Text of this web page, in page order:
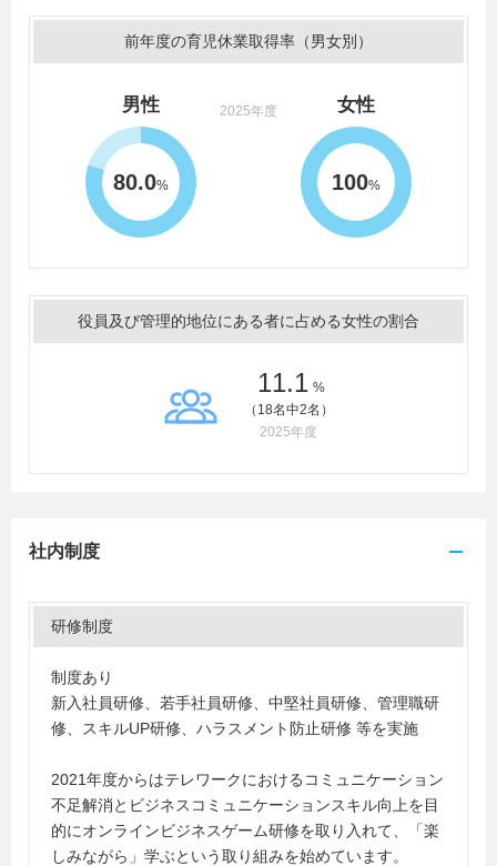
前年度の育児休業取得率（男女別）
2025年度
男性
80.0%
女性
100%
役員及び管理的地位にある者に占める女性の割合
11.1 %
（18名中2名）
2025年度
社内制度
研修制度
制度あり
新入社員研修、若手社員研修、中堅社員研修、管理職研
修、スキルUP研修、ハラスメント防止研修 等を実施
2021年度からはテレワークにおけるコミュニケーション
不足解消とビジネスコミュニケーションスキル向上を目
的にオンラインビジネスゲーム研修を取り入れて、「楽
しみながら」学ぶという取り組みを始めています。